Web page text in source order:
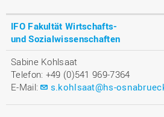
IFO Fakultät Wirtschafts-
und Sozialwissenschaften
Sabine Kohlsaat
Telefon: +49 (0)541 969-7364
E-Mail:
s.kohlsaat@hs-